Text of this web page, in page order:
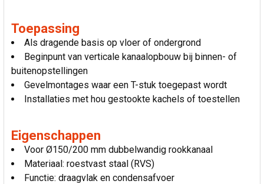
Toepassing
Als dragende basis op vloer of ondergrond
Beginpunt van verticale kanaalopbouw bij binnen- of
buitenopstellingen
Gevelmontages waar een T-stuk toegepast wordt
Installaties met hou gestookte kachels of toestellen
Eigenschappen
Voor Ø150/200 mm dubbelwandig rookkanaal
Materiaal: roestvast staal (RVS)
Functie: draagvlak en condensafvoer